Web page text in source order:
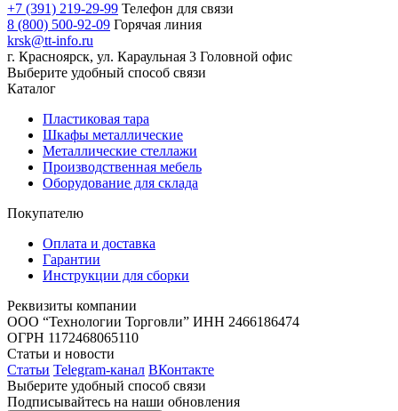
+7 (391) 219-29-99 Телефон для связи
8 (800) 500-92-09 Горячая линия
krsk@tt-info.ru
г. Красноярск, ул. Караульная 3 Головной офис
Выберите удобный способ связи
Каталог
Пластиковая тара
Шкафы металлические
Металлические стеллажи
Производственная мебель
Оборудование для склада
Покупателю
Оплата и доставка
Гарантии
Инструкции для сборки
Реквизиты компании
ООО “Технологии Торговли” ИНН 2466186474
ОГРН 1172468065110
Статьи и новости
Статьи Telegram-канал ВКонтакте
Выберите удобный способ связи
Подписывайтесь на наши обновления